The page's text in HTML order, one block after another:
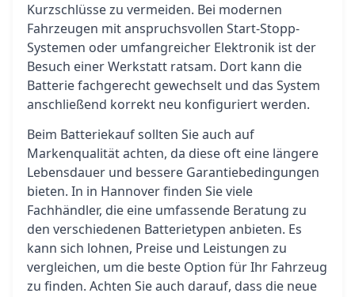
Kurzschlüsse zu vermeiden. Bei modernen
Fahrzeugen mit anspruchsvollen Start-Stopp-
Systemen oder umfangreicher Elektronik ist der
Besuch einer Werkstatt ratsam. Dort kann die
Batterie fachgerecht gewechselt und das System
anschließend korrekt neu konfiguriert werden.
Beim Batteriekauf sollten Sie auch auf
Markenqualität achten, da diese oft eine längere
Lebensdauer und bessere Garantiebedingungen
bieten. In in Hannover finden Sie viele
Fachhändler, die eine umfassende Beratung zu
den verschiedenen Batterietypen anbieten. Es
kann sich lohnen, Preise und Leistungen zu
vergleichen, um die beste Option für Ihr Fahrzeug
zu finden. Achten Sie auch darauf, dass die neue